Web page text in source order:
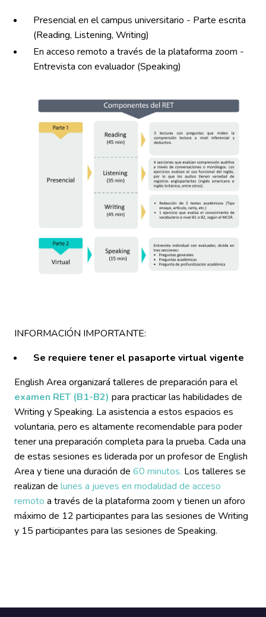
Presencial en el campus universitario - Parte escrita
(Reading, Listening, Writing)
En acceso remoto a través de la plataforma zoom -
Entrevista con evaluador (Speaking)
INFORMACIÓN IMPORTANTE:
Se requiere tener el pasaporte virtual vigente
English Area organizará talleres de preparación para el
examen RET (B1-B2) para practicar las habilidades de
Writing y Speaking. La asistencia a estos espacios es
voluntaria, pero es altamente recomendable para poder
tener una preparación completa para la prueba. Cada una
de estas sesiones es liderada por un profesor de English
Area y tiene una duración de 60 minutos. Los talleres se
realizan de lunes a jueves en modalidad de acceso
remoto a través de la plataforma zoom y tienen un aforo
máximo de 12 participantes para las sesiones de Writing
y 15 participantes para las sesiones de Speaking.